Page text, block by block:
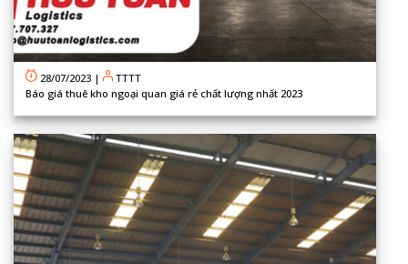
28/07/2023 |
TTTT
Báo giá thuê kho ngoại quan giá rẻ chất lượng nhất 2023